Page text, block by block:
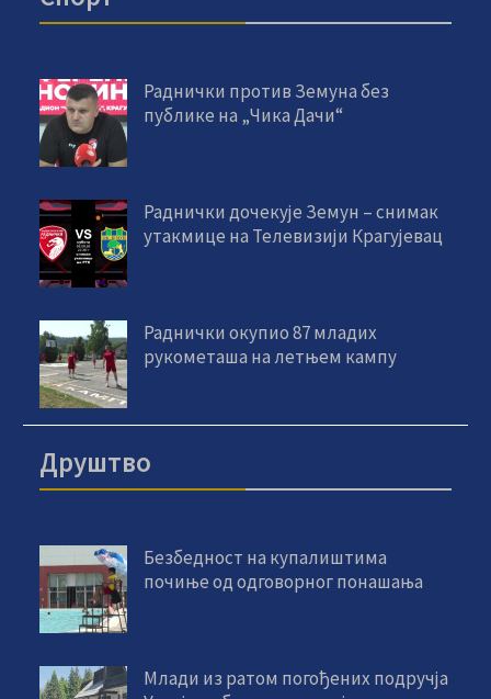
Раднички против Земуна без
публике на „Чика Дачи“
Раднички дочекује Земун – снимак
утакмице на Телевизији Крагујевац
Раднички окупио 87 младих
рукометаша на летњем кампу
Друштво
Безбедност на купалиштима
почиње од одговорног понашања
Млади из ратом погођених подручја